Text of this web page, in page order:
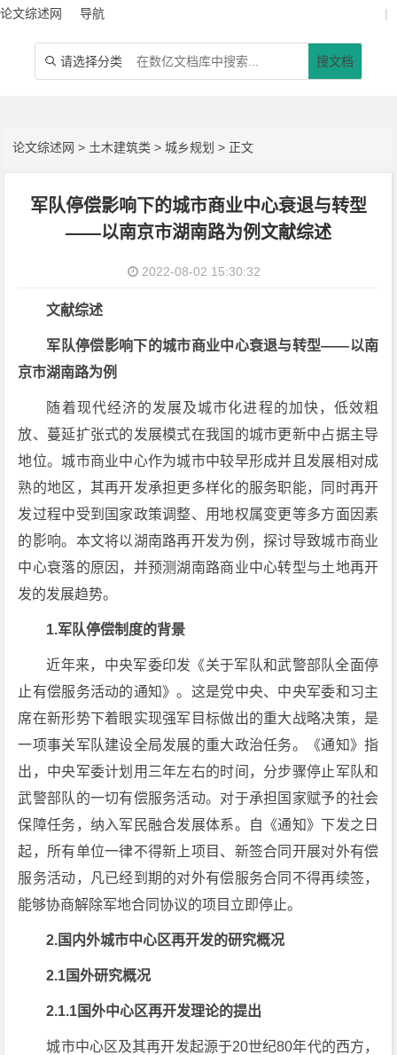
论文综述网 导航 |
 请选择分类 搜文档
论文综述网 > 土木建筑类 >城乡规划 > 正文
军队停偿影响下的城市商业中心衰退与转型
——以南京市湖南路为例文献综述
2022-08-02 15:30:32
文献综述
军队停偿影响下的城市商业中心衰退与转型——以南
京市湖南路为例
随着现代经济的发展及城市化进程的加快，低效粗
放、蔓延扩张式的发展模式在我国的城市更新中占据主导
地位。城市商业中心作为城市中较早形成并且发展相对成
熟的地区，其再开发承担更多样化的服务职能，同时再开
发过程中受到国家政策调整、用地权属变更等多方面因素
的影响。本文将以湖南路再开发为例，探讨导致城市商业
中心衰落的原因，并预测湖南路商业中心转型与土地再开
发的发展趋势。
1.军队停偿制度的背景
近年来，中央军委印发《关于军队和武警部队全面停
止有偿服务活动的通知》。这是党中央、中央军委和习主
席在新形势下着眼实现强军目标做出的重大战略决策，是
一项事关军队建设全局发展的重大政治任务。《通知》指
出，中央军委计划用三年左右的时间，分步骤停止军队和
武警部队的一切有偿服务活动。对于承担国家赋予的社会
保障任务，纳入军民融合发展体系。自《通知》下发之日
起，所有单位一律不得新上项目、新签合同开展对外有偿
服务活动，凡已经到期的对外有偿服务合同不得再续签，
能够协商解除军地合同协议的项目立即停止。
2.国内外城市中心区再开发的研究概况
2.1国外研究概况
2.1.1国外中心区再开发理论的提出
城市中心区及其再开发起源于20世纪80年代的西方，